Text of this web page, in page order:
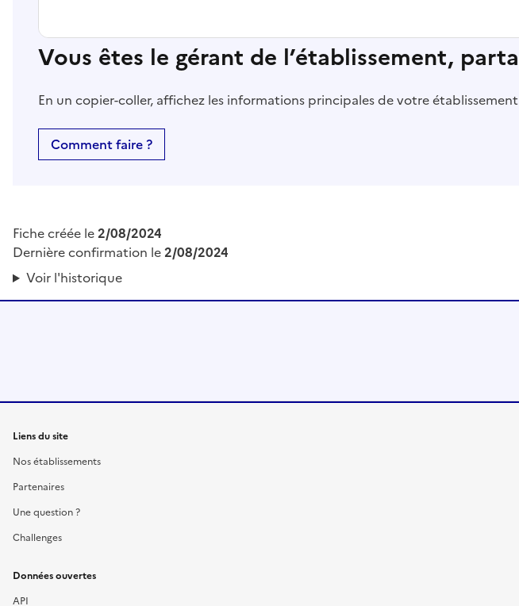
Vous êtes le gérant de l’établissement,
En un copier-coller, affichez les informations principales de votre
Comment faire ?
Fiche créée le2/08/2024
Dernière confirmation le2/08/2024
Voir l'historique
Liens du site
Nos établissements
Partenaires
Une question ?
Challenges
Données ouvertes
API